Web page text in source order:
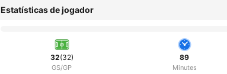
Estatísticas de jogador
32(32)
GS/GP
89
Minutes